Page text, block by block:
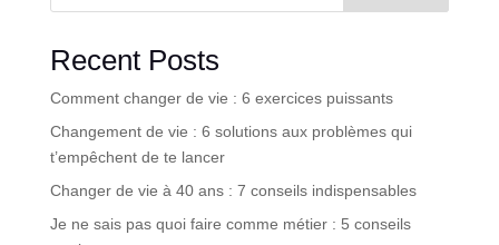
Recent Posts
Comment changer de vie : 6 exercices puissants
Changement de vie : 6 solutions aux problèmes qui
t’empêchent de te lancer
Changer de vie à 40 ans : 7 conseils indispensables
Je ne sais pas quoi faire comme métier : 5 conseils